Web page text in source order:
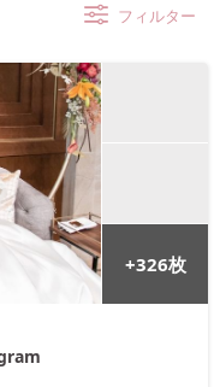
フィルター
+326枚